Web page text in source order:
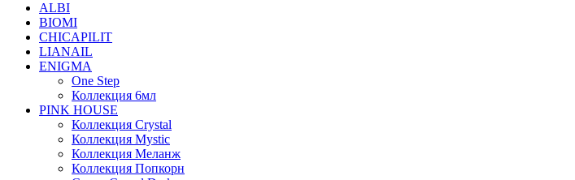
ALBI
BIOMI
CHICAPILIT
LIANAIL
ENIGMA
One Step
Коллекция 6мл
PINK HOUSE
Коллекция Crystal
Коллекция Mystic
Коллекция Меланж
Коллекция Попкорн